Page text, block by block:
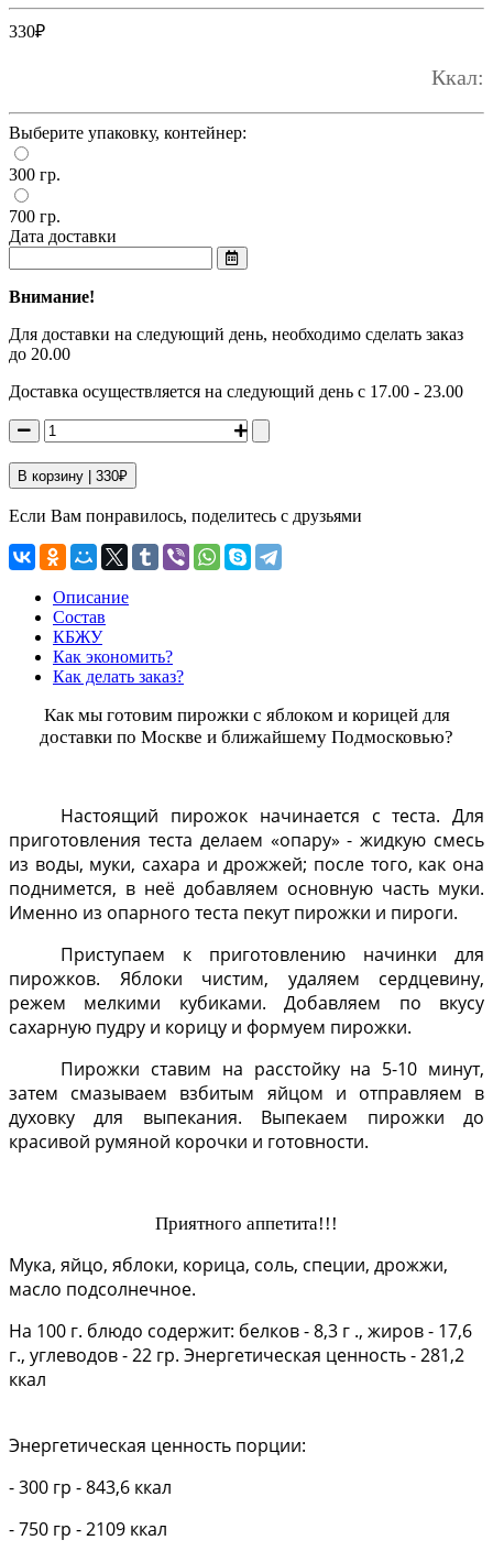
330₽
Ккал:
Выберите упаковку, контейнер:
300 гр.
700 гр.
Дата доставки
Внимание!
Для доставки на следующий день, необходимо сделать заказ
до 20.00
Доставка осуществляется на следующий день с 17.00 - 23.00
В корзину | 330₽
Если Вам понравилось, поделитесь с друзьями
Описание
Состав
КБЖУ
Как экономить?
Как делать заказ?
Как мы готовим пирожки с яблоком и корицей для
доставки по Москве и ближайшему Подмосковью?
Настоящий пирожок начинается с теста. Для
приготовления теста делаем «опару» - жидкую смесь
из воды, муки, сахара и дрожжей; после того, как она
поднимется, в неё добавляем основную часть муки.
Именно из опарного теста пекут пирожки и пироги.
Приступаем к приготовлению начинки для
пирожков. Яблоки чистим, удаляем сердцевину,
режем мелкими кубиками. Добавляем по вкусу
сахарную пудру и корицу и формуем пирожки.
Пирожки ставим на расстойку на 5-10 минут,
затем смазываем взбитым яйцом и отправляем в
духовку для выпекания. Выпекаем пирожки до
красивой румяной корочки и готовности.
Приятного аппетита!!!
Мука, яйцо, яблоки, корица, соль, специи, дрожжи,
масло подсолнечное.
На 100 г. блюдо содержит: белков - 8,3 г ., жиров - 17,6
г., углеводов - 22 гр. Энергетическая ценность - 281,2
ккал
Энергетическая ценность порции:
- 300 гр - 843,6 ккал
- 750 гр - 2109 ккал